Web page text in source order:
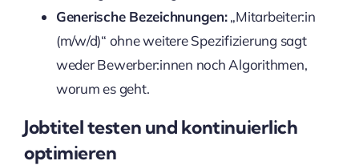
Generische Bezeichnungen:„Mitarbeiter:in
(m/w/d)“ ohne weitere Spezifizierung sagt
weder Bewerber:innen noch Algorithmen,
worum es geht.
Jobtitel testen und kontinuierlich
optimieren